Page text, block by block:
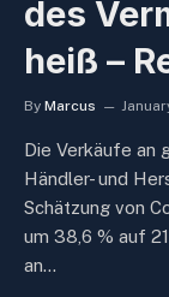
des
heiß –
By Marcus
Die Verkäufe an
Händler- und
Schätzung von
um 38,6 % auf
an…